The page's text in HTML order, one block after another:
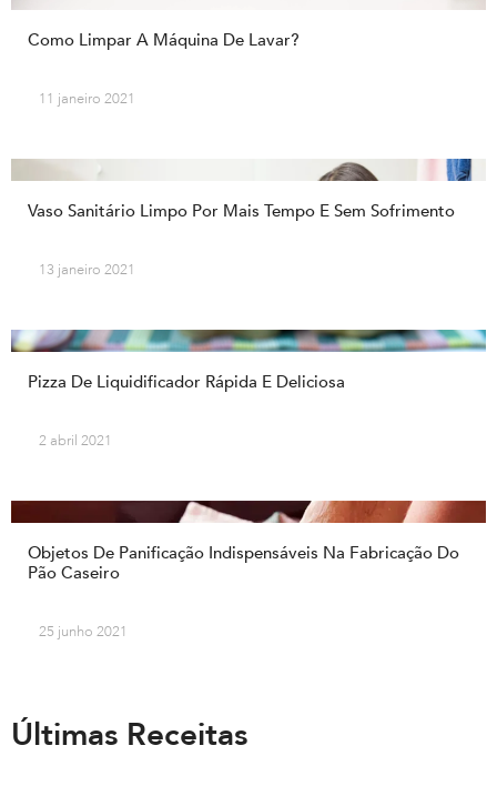
Como Limpar A Máquina De Lavar?
11 janeiro 2021
Vaso Sanitário Limpo Por Mais Tempo E Sem Sofrimento
13 janeiro 2021
Pizza De Liquidificador Rápida E Deliciosa
2 abril 2021
Objetos De Panificação Indispensáveis Na Fabricação Do
Pão Caseiro
25 junho 2021
Últimas Receitas